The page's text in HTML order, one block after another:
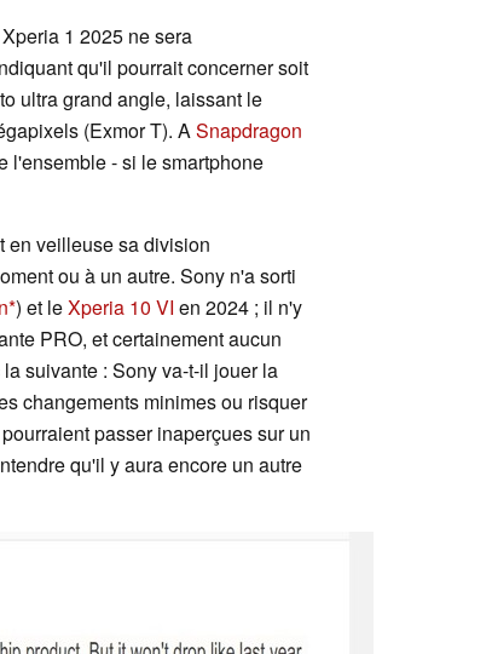
1 2025 ne sera
qu'il pourrait concerner soit
ultra grand angle, laissant le
(Exmor T). ASnapdragon
l'ensemble - si le smartphone
en veilleuse sa division
ou à un autre. Sony n'a sorti
) et leXperia 10 VI en 2024 ; il n'y
PRO, et certainement aucun
suivante : Sony va-t-il jouer la
changements minimes ou risquer
passer inaperçues sur un
qu'il y aura encore un autre